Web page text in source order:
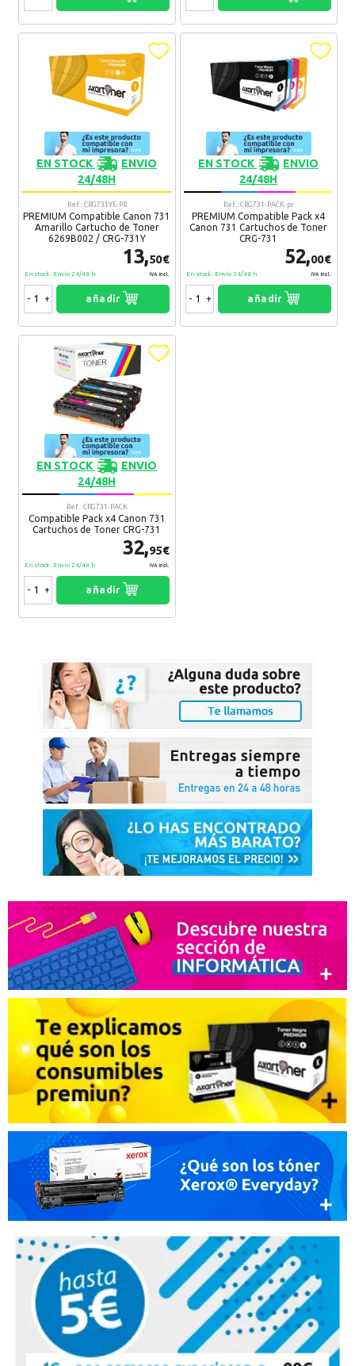
Muy recomendable.
Recomendaría su compra:
Heinz 10. 12. 2014
Son ya varias compras con ustedes y siempre el servicio es
Recomendaría su compra:Si
Huny 05. 11. 2014
Envio muy rapido.
Recomendaría su compra:Si
EN STOCK
ENVIO
24/48H
Ref.: CRG731YE-PR
PREMIUM Compatible Canon 731
Amarillo Cartucho de Toner
6269B002 / CRG-731Y
13,50€
IVA Incl.
En stock. Envío 24/48 h
- + añadir
EN STOCK
ENVIO
24/48H
Ref.: CRG731-PACK-pr
PREMIUM Compatible Pack x4
Canon 731 Cartuchos de Toner
CRG-731
52,00€
IVA Incl.
En stock. Envío 24/48 h
- + añadir
EN STOCK
ENVIO
24/48H
Ref.: CRG731-PACK
Compatible Pack x4 Canon 731
Cartuchos de Toner CRG-731
32,95€
IVA Incl.
En stock. Envío 24/48 h
- + añadir